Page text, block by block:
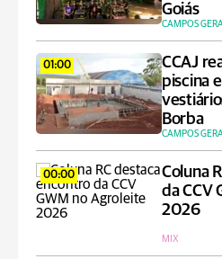
Goiás
CAMPOS
01:00
CCAJ
piscina
Borba
CAMPOS
00:00
Coluna
da CCV
2026
MIX